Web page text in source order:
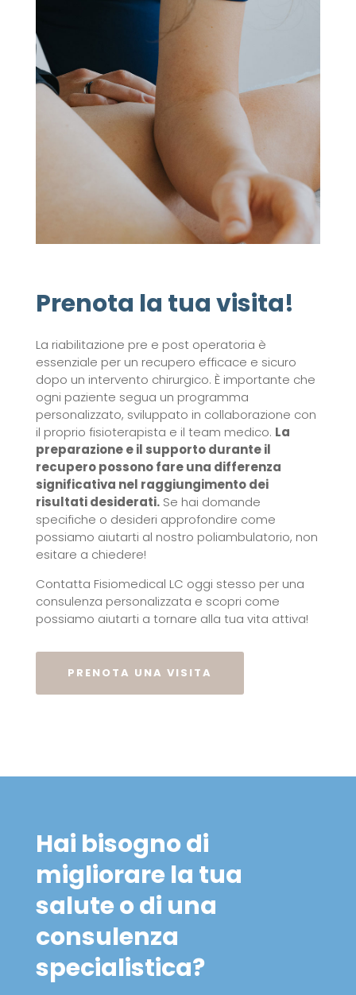
Prenota la tua visita!
La riabilitazione pre e post operatoria è
essenziale per un recupero efficace e sicuro
dopo un intervento chirurgico. È importante che
ogni paziente segua un programma
personalizzato, sviluppato in collaborazione con
il proprio fisioterapista e il team medico. La
preparazione e il supporto durante il
recupero possono fare una differenza
significativa nel raggiungimento dei
risultati desiderati.Se hai domande
specifiche o desideri approfondire come
possiamo aiutarti al nostro poliambulatorio, non
esitare a chiedere!
Contatta Fisiomedical LC oggi stesso per una
consulenza personalizzata e scopri come
possiamo aiutarti a tornare alla tua vita attiva!
PRENOTA UNA VISITA
Hai bisogno di
migliorare la tua
salute o di una
consulenza
specialistica?